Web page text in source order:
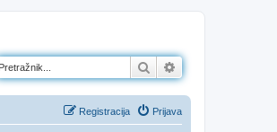
Pretražnik
Prijava
Registracija